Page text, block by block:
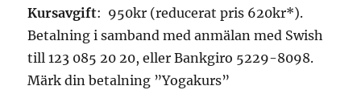
Kursavgift: 950kr (reducerat pris 620kr*).
Betalning i samband med anmälan med Swish
till 123 085 20 20, eller Bankgiro 5229-8098.
Märk din betalning ”Yogakurs”